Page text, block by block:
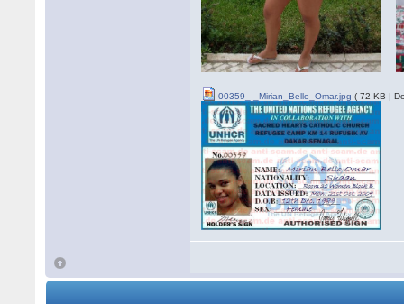
00359_-_Mirian_Bello_Omar.jpg ( 72 KB |